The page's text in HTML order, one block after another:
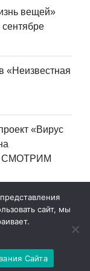
вещей»
«Неизвестная
«Вирус
СМОТРИМ
сайт, мы
Сайта